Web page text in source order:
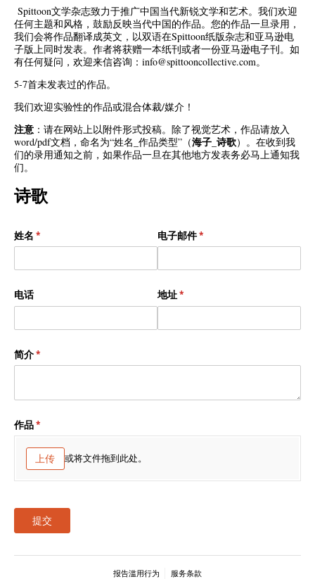
Spittoon文学杂志致力于推广中国当代新锐文学和艺术。我们欢迎
任何主题和风格，鼓励反映当代中国的作品。您的作品一旦录用，
我们会将作品翻译成英文，以双语在Spittoon纸版杂志和亚马逊电
子版上同时发表。作者将获赠一本纸刊或者一份亚马逊电子刊。如
有任何疑问，欢迎来信咨询：info@spittooncollective.com。
5-7首未发表过的作品。
我们欢迎实验性的作品或混合体裁/媒介！
注意 ：请在网站上以附件形式投稿。除了视觉艺术，作品请放入
word/pdf文档，命名为“姓名_作品类型”（海子_诗歌）。在收到我
们的录用通知之前，如果作品一旦在其他地方发表务必马上通知我
们。
诗歌
姓名 *
(是必需的) 电子邮件*
(是必需的)
电话 地址*
(是必需的)
简介*
(是必需的)
作品*
(是必需的)
上传 或将文件拖到此处。
提交
报告滥用行为 服务条款